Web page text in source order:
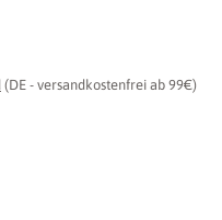
5 Sternen
(DE - versandkostenfrei ab 99€)